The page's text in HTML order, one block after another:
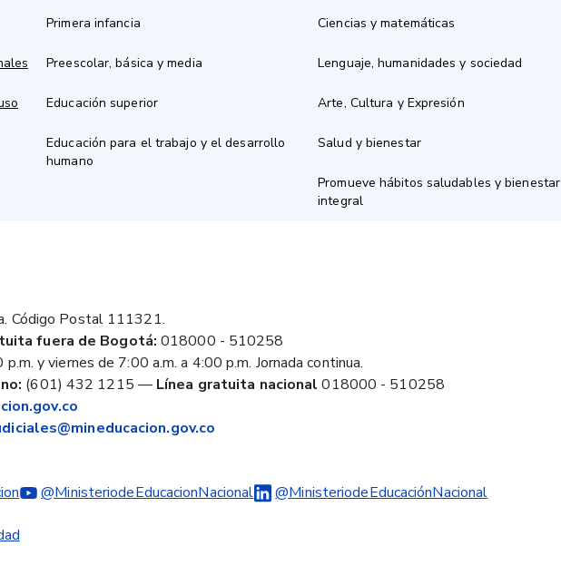
Primera infancia
Preescolar, básica y media
Educación superior
Educación para el trabajo y el desarrollo
humano
Ciencias y matemáticas
Lenguaje, humanidades y sociedad
Arte, Cultura y Expresión
Salud y bienestar
Promueve hábitos saludables y bienestar
integral
Código Postal 111321.
fuera de Bogotá: 018000 - 510258
y viernes de 7:00 a.m. a 4:00 p.m. Jornada continua.
(601) 432 1215 — Línea gratuita nacional 018000 - 510258
@MinisteriodeEducacionNacional @MinisteriodeEducaciónNacional